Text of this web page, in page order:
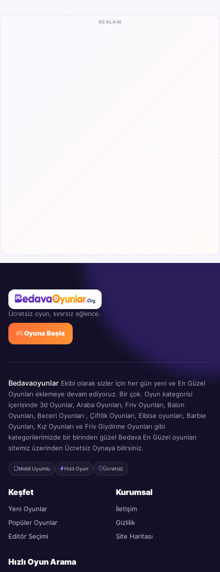
REKLAM
Ücretsiz oyun, sınırsız eğlence.
Oyuna Başla
Bedavaoyunlar Ekibi olarak sizler için her gün yeni ve En Güzel
Oyunları eklemeye devam ediyoruz. Bir çok. Oyun kategorisi
içerisinde 3d Oyunlar, Araba Oyunları, Friv Oyunları, Balon
Oyunları, Beceri Oyunları , Çiftlik Oyunları, Elbise oyunları, Barbie
Oyunları, Kız Oyunları ve Friv Giydirme Oyunları gibi
kategorilerimizde bir birinden güzel Bedava En Güzel oyunları
sitemiz üzerinden Ücretsiz Oynaya bilirsiniz.
Mobil Uyumlu Hızlı Oyun Ücretsiz
Keşfet
Yeni Oyunlar
Popüler Oyunlar
Editör Seçimi
Kurumsal
İletişim
Gizlilik
Site Haritası
Hızlı Oyun Arama